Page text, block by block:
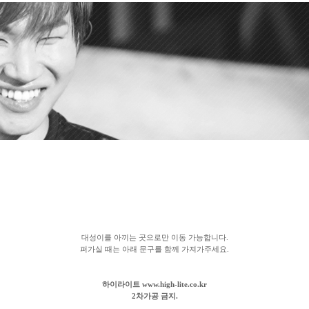
대성이를 아끼는 곳으로만 이동 가능합니다.
퍼가실 때는 아래 문구를 함께 가져가주세요.
하이라이트 www.high-lite.co.kr
2차가공 금지.